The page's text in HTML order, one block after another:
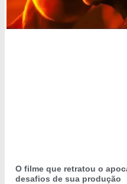
O filme que retratou o
desafios de sua produção